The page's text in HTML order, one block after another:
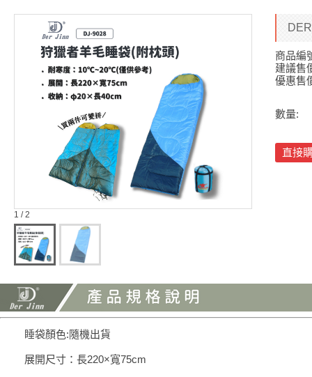
1 / 2
商品編
建議售
優惠售
數量:
直接
睡袋顏色:隨機出貨
展開尺寸：長220×寬75cm